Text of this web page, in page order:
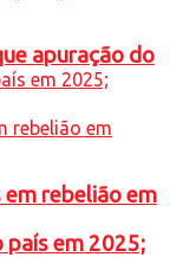
país em 2025;
apuração do
rebelião em